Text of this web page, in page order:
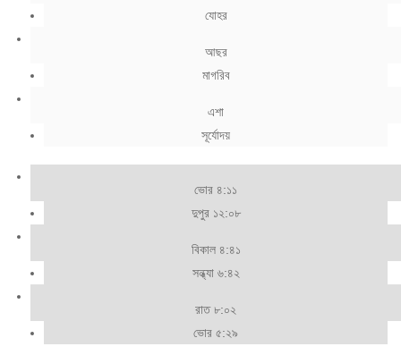
যোহর
আছর
মাগরিব
এশা
সূর্যোদয়
ভোর ৪:১১
দুপুর ১২:০৮
বিকাল ৪:৪১
সন্ধ্যা ৬:৪২
রাত ৮:০২
ভোর ৫:২৯